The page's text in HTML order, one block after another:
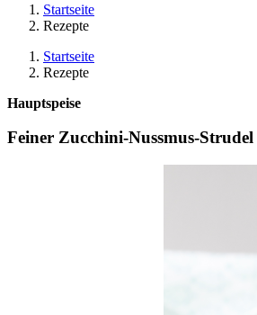
Startseite
Rezepte
Startseite
Rezepte
Hauptspeise
Feiner Zucchini-Nussmus-Strudel